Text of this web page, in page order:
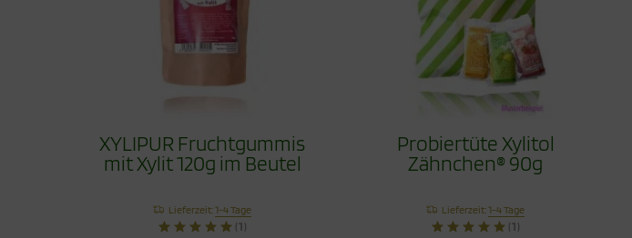
XYLIPUR Fruchtgummis
mit Xylit 120g im Beutel
Lieferzeit:1-4 Tage
(1)
Probiertüte Xylitol
Zähnchen® 90g
Lieferzeit:1-4 Tage
(1)